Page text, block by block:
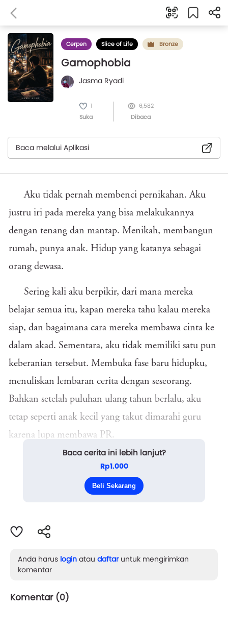
Cerpen Slice of Life Bronze
Gamophobia
Jasma Ryadi
1
Suka
6,582
Dibaca
Baca melalui Aplikasi
Aku tidak pernah membenci pernikahan. Aku
justru iri pada mereka yang bisa melakukannya
dengan tenang dan mantap. Menikah, membangun
rumah, punya anak. Hidup yang katanya sebagai
orang dewasa.
Sering kali aku berpikir, dari mana mereka
belajar semua itu, kapan mereka tahu kalau mereka
siap, dan bagaimana cara mereka membawa cinta ke
dalam akad. Sementara, aku tidak memiliki satu pun
keberanian tersebut. Membuka fase baru hidupku,
menuliskan lembaran cerita dengan seseorang.
Bahkan setelah puluhan ulang tahun berlalu, aku
tetap seperti anak kecil yang takut dimarahi guru
karena lupa membawa PR.
Aku tumbuh dalam rumah yang sepi. Bukan
karena tidak ada suara, melainkan karena tidak ada
kehangatan. Ayahku p...
Baca cerita ini lebih lanjut?
Rp1.000
Beli Sekarang
Anda harus login atau daftaruntuk mengirimkan
komentar
Komentar (0)